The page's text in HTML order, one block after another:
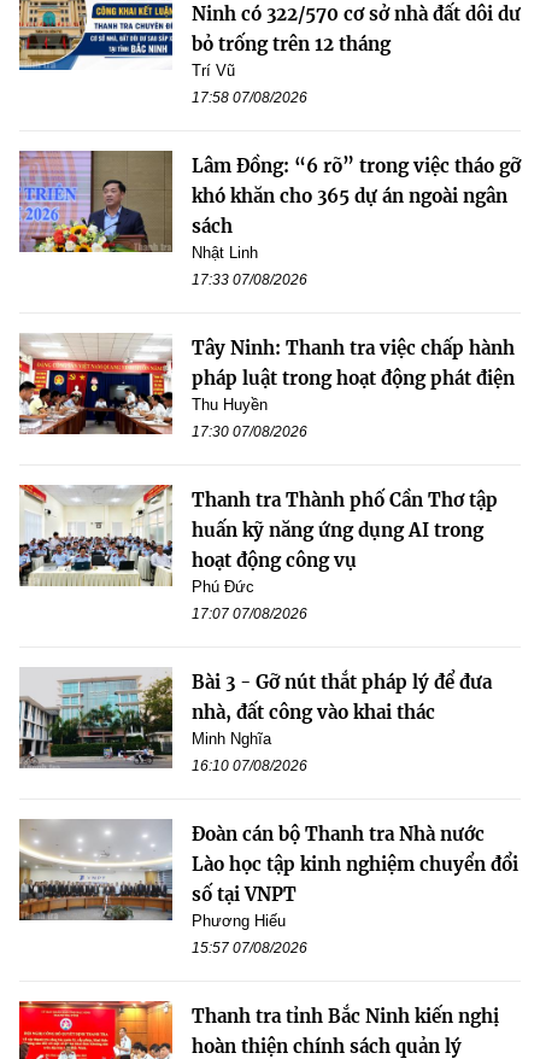
Ninh có 322/570 cơ sở nhà đất dôi dư
bỏ trống trên 12 tháng
Trí Vũ
17:58 07/08/2026
Lâm Đồng: “6 rõ” trong việc tháo gỡ
khó khăn cho 365 dự án ngoài ngân
sách
Nhật Linh
17:33 07/08/2026
Tây Ninh: Thanh tra việc chấp hành
pháp luật trong hoạt động phát điện
Thu Huyền
17:30 07/08/2026
Thanh tra Thành phố Cần Thơ tập
huấn kỹ năng ứng dụng AI trong
hoạt động công vụ
Phú Đức
17:07 07/08/2026
Bài 3 - Gỡ nút thắt pháp lý để đưa
nhà, đất công vào khai thác
Minh Nghĩa
16:10 07/08/2026
Đoàn cán bộ Thanh tra Nhà nước
Lào học tập kinh nghiệm chuyển đổi
số tại VNPT
Phương Hiếu
15:57 07/08/2026
Thanh tra tỉnh Bắc Ninh kiến nghị
hoàn thiện chính sách quản lý